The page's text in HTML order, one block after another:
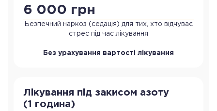
6 000 грн
Безпечний наркоз (седація) для тих, хто відчуває
стрес під час лікування
Без урахування вартості лікування
Лікування під закисом азоту
(1 година)